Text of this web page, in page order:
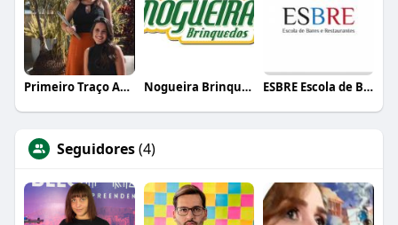
Primeiro Traço Arquitetura Nogueira Brinquedos ESBRE Escola de Bares e Restaurantes
Seguidores(4)